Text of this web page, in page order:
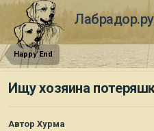
Happy End
Ищу хозяина
Автор Хурма